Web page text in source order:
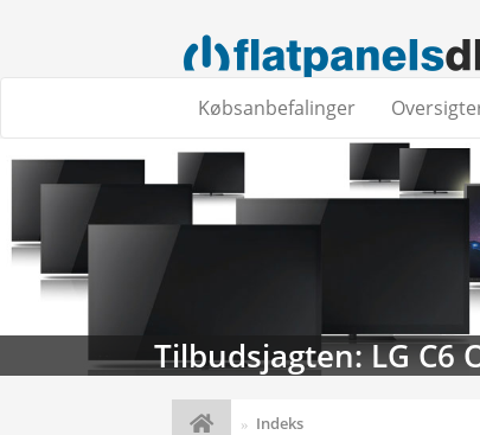
Købsanbefalinger
Tilbudsjagten: LG C6
Indeks